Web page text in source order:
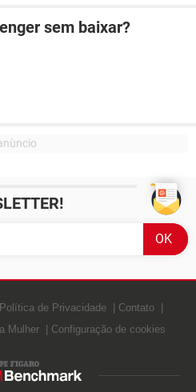
sem baixar?
Política de Privacidade
Contato
Mulher Configuração de cookies